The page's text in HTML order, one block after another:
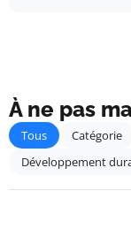
À ne pas
Tous Catégorie
Développement